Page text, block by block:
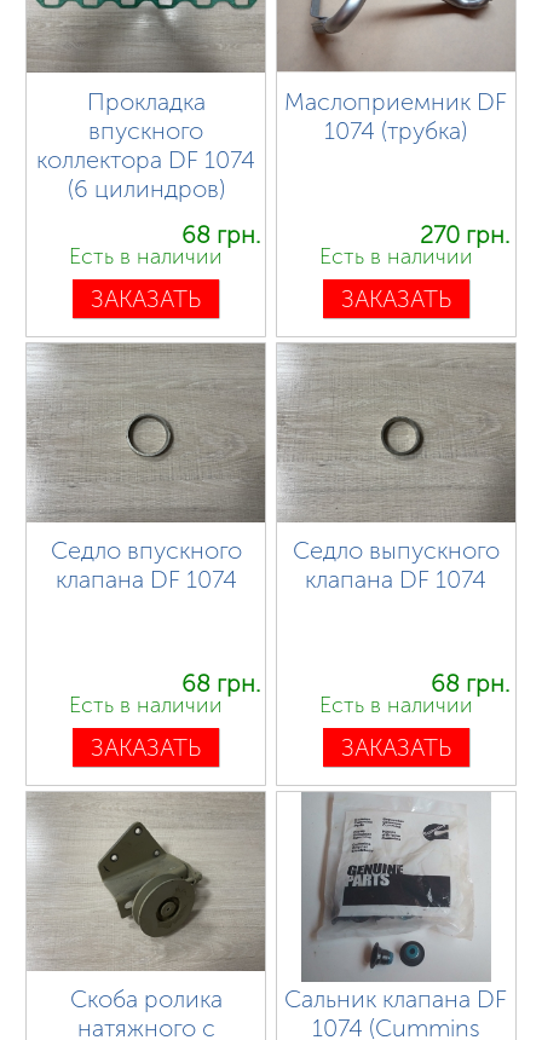
Прокладка
впускного
коллектора DF 1074
(6 цилиндров)
68 грн.
Есть в наличии
ЗАКАЗАТЬ
Маслоприемник DF
1074 (трубка)
270 грн.
Есть в наличии
ЗАКАЗАТЬ
Седло впускного
клапана DF 1074
68 грн.
Есть в наличии
ЗАКАЗАТЬ
Седло выпускного
клапана DF 1074
68 грн.
Есть в наличии
ЗАКАЗАТЬ
Скоба ролика
натяжного с
Сальник клапана DF
1074 (Cummins